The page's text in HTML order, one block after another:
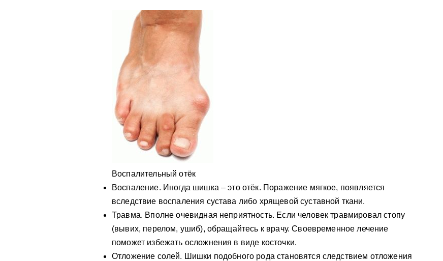
Воспалительный отёк
Воспаление. Иногда шишка – это отёк. Поражение мягкое, появляется
вследствие воспаления сустава либо хрящевой суставной ткани.
Травма. Вполне очевидная неприятность. Если человек травмировал стопу
(вывих, перелом, ушиб), обращайтесь к врачу. Своевременное лечение
поможет избежать осложнения в виде косточки.
Отложение солей. Шишки подобного рода становятся следствием отложения